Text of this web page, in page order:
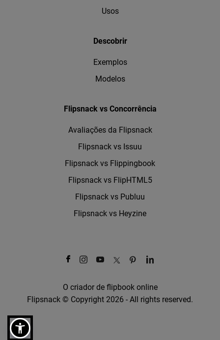
Usos
Descobrir
Exemplos
Modelos
Flipsnack vs Concorrência
Avaliações da Flipsnack
Flipsnack vs Issuu
Flipsnack vs Flippingbook
Flipsnack vs FlipHTML5
Flipsnack vs Publuu
Flipsnack vs Heyzine
O criador de flipbook online
Flipsnack © Copyright 2026 - All rights reserved.